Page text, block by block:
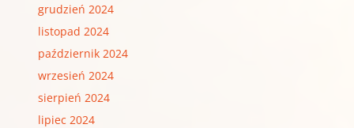
grudzień 2024
listopad 2024
październik 2024
wrzesień 2024
sierpień 2024
lipiec 2024